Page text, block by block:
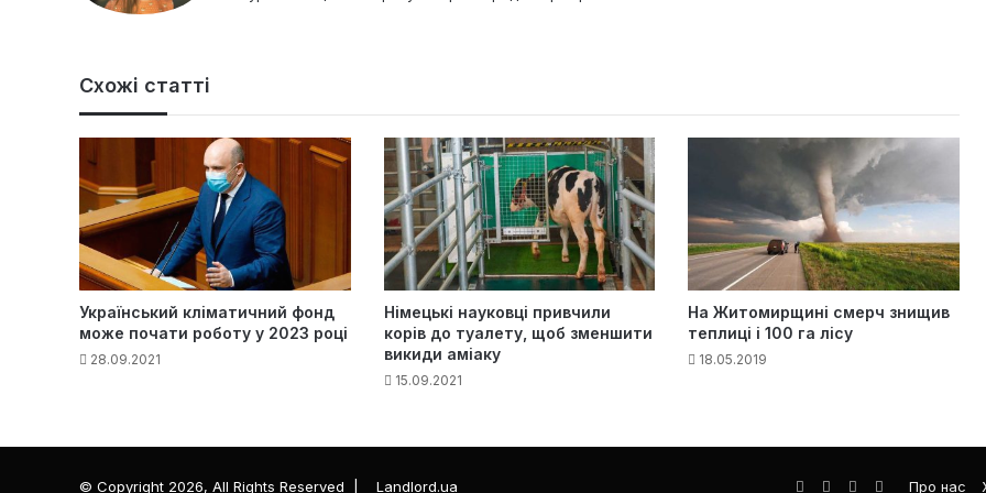
Схожі статті
Український кліматичний фонд
може почати роботу у 2023 році
28.09.2021
Німецькі науковці привчили
корів до туалету, щоб зменшити
викиди аміаку
15.09.2021
На Житомирщині смерч знищив
теплиці і 100 га лісу
18.05.2019
© Copyright 2026, All Rights Reserved | Landlord.ua Про нас
Facebook
LinkedInYouTubeТелеграма